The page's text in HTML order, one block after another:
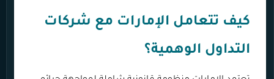
كيف تتعامل الإمارات مع شركات
التداول الوهمية؟